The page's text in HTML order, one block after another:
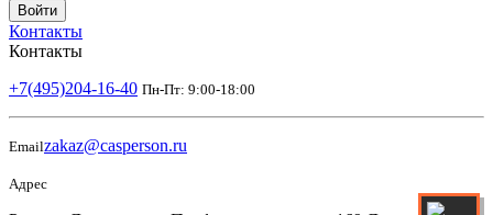
Войти
Контакты
Контакты
+7(495)204-16-40 Пн-Пт: 9:00-18:00
Emailzakaz@casperson.ru
Адрес